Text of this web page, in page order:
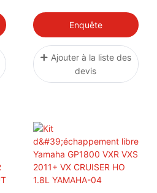
SVHO SHO
Enquête
Ajouter à la liste des
devis